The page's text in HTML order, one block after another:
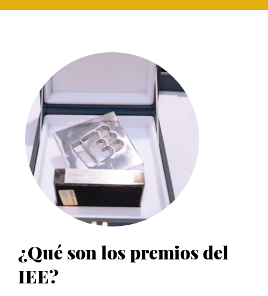
¿Qué son los premios del
IEE?